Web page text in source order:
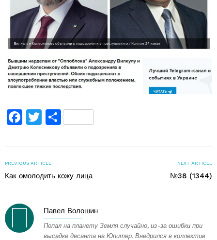
Facebook
TwitterПоділитися
PREVIOUS ARTICLE
Как омолодить кожу лица
NEXT ARTICLE
№38 (1344)
Павел Волошин
Попал на планету Земля случайно, из-за ошибки при
высадке десанта на Юпитер. Внедрился в коллектив